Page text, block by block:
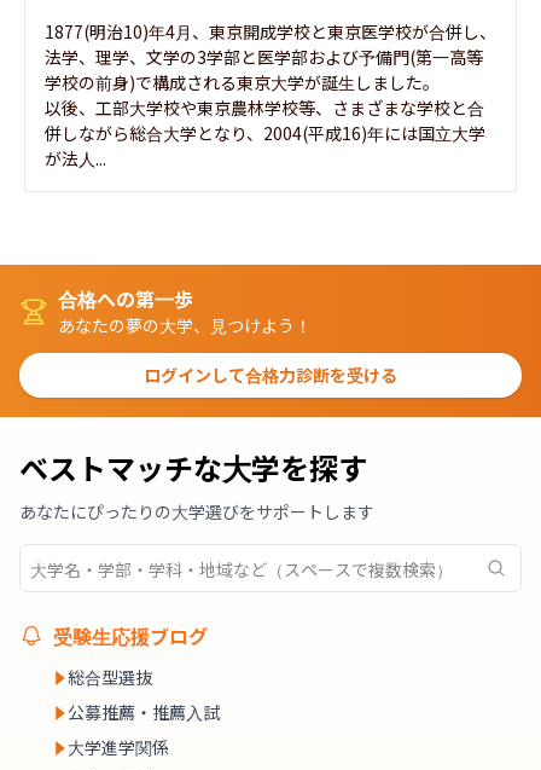
1877(明治10)年4月、東京開成学校と東京医学校が合併し、
法学、理学、文学の3学部と医学部および予備門(第一高等
学校の前身)で構成される東京大学が誕生しました。
以後、工部大学校や東京農林学校等、さまざまな学校と合
併しながら総合大学となり、2004(平成16)年には国立大学
が法人...
合格への第一歩
あなたの夢の大学、見つけよう！
ログインして合格力診断を受ける
ベストマッチな大学を探す
あなたにぴったりの大学選びをサポートします
受験生応援ブログ
総合型選抜
公募推薦・推薦入試
大学進学関係